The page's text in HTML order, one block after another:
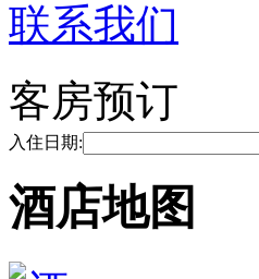
联系我们
客房预订
入住日期:
酒店地图